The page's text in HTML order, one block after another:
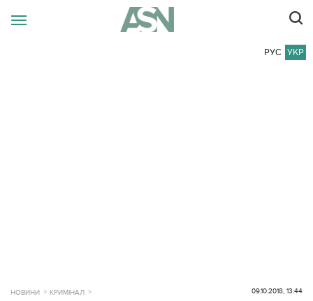
РУС УКР
НОВИНИ КРИМІНАЛ 09.10.2018, 13:44